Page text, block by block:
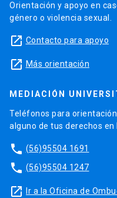
Orientación y apoyo en
género o violencia sexual.
launch Contacto para apoyo
launch Más orientación
MEDIACIÓN
Teléfonos para
alguno de tus derechos en
phone (56)95504 1691
phone (56)95504 1247
launch Ir a la Oficina de